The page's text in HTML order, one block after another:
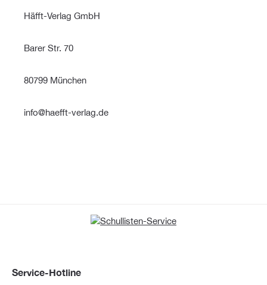
Häfft-Verlag GmbH
Barer Str. 70
80799 München
info@haefft-verlag.de
Service-Hotline